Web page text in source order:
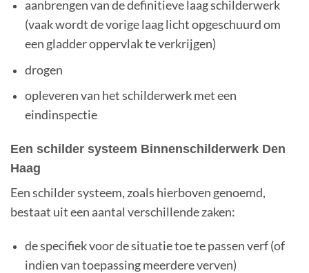
aanbrengen van de definitieve laag schilderwerk
(vaak wordt de vorige laag licht opgeschuurd om
een gladder oppervlak te verkrijgen)
drogen
opleveren van het schilderwerk met een
eindinspectie
Een schilder systeem Binnenschilderwerk Den
Haag
Een schilder systeem, zoals hierboven genoemd,
bestaat uit een aantal verschillende zaken:
de specifiek voor de situatie toe te passen verf (of
indien van toepassing meerdere verven)